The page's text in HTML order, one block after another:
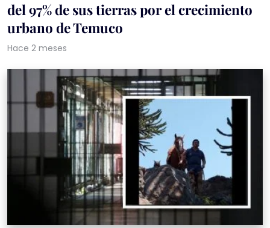
del 97% de sus tierras por el crecimiento
urbano de Temuco
Hace 2 meses